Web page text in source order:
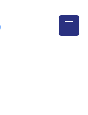
@ Facebook
globalogia @ YouTube